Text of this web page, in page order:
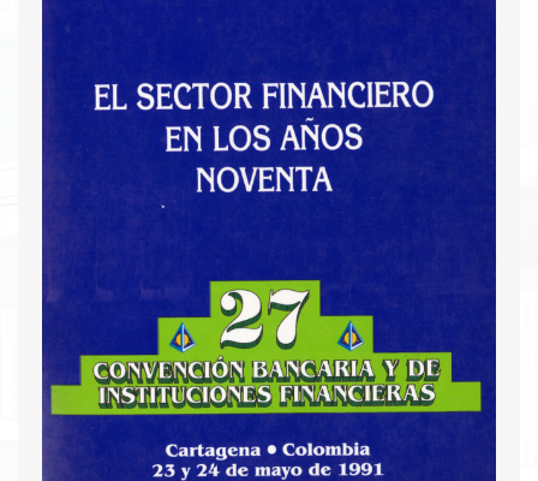
Colombia, basados en la investigación y
banqueros colombianos.
Descargar PDF